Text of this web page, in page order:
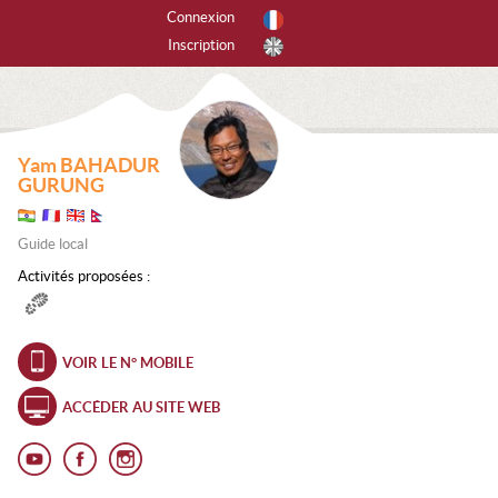
les activités
DE GLACE
Connexion
Inscription
Yam BAHADUR
GURUNG
Guide local
Activités proposées :
VOIR LE N° MOBILE
ACCÉDER AU SITE WEB